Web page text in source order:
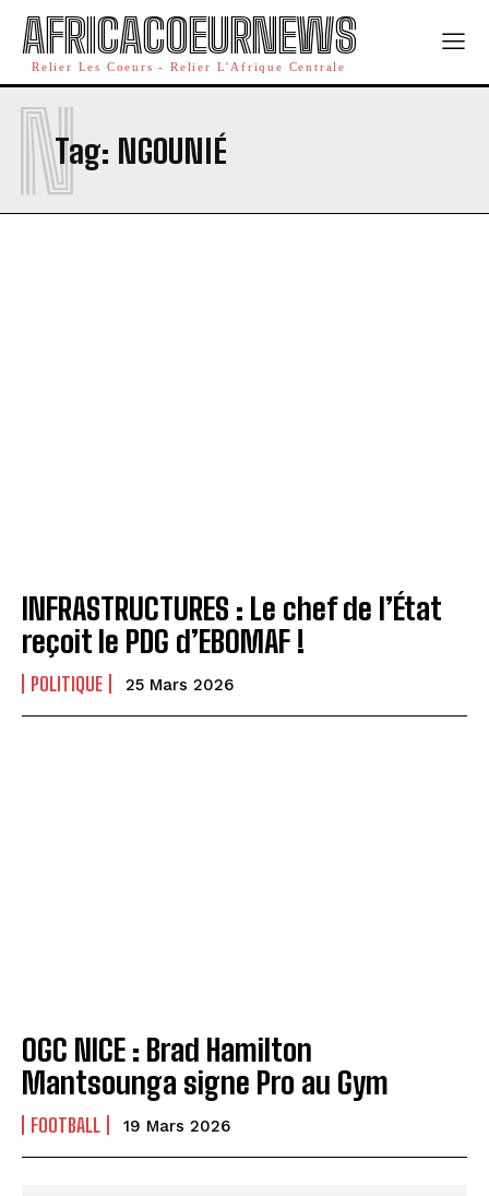
AFRICACOEURNEWS
Relier Les Coeurs - Relier L'Afrique Centrale
Tag: NGOUNIÉ
N
INFRASTRUCTURES : Le chef de l’État
reçoit le PDG d’EBOMAF !
POLITIQUE 25 Mars 2026
OGC NICE : Brad Hamilton
Mantsounga signe Pro au Gym
FOOTBALL 19 Mars 2026